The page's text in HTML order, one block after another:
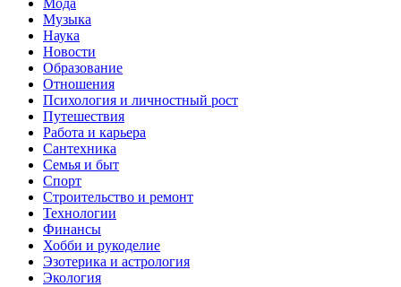
Мода
Музыка
Наука
Новости
Образование
Отношения
Психология и личностный рост
Путешествия
Работа и карьера
Сантехника
Семья и быт
Спорт
Строительство и ремонт
Технологии
Финансы
Хобби и рукоделие
Эзотерика и астрология
Экология